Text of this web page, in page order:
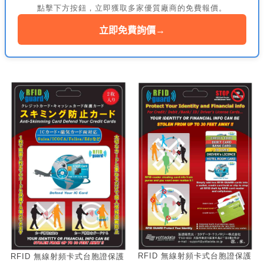
點擊下方按鈕，立即獲取多家優質廠商的免費報價。
立即免費詢價→
RFID 無線射頻卡式台胞證保護
RFID 無線射頻卡式台胞證保護